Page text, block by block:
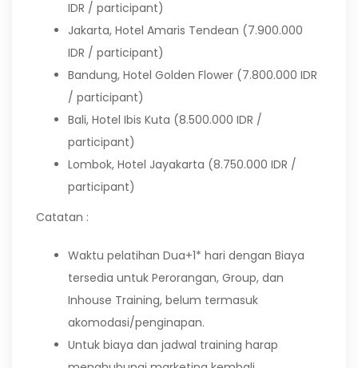
IDR / participant)
Jakarta, Hotel Amaris Tendean (7.900.000
IDR / participant)
Bandung, Hotel Golden Flower (7.800.000 IDR
/ participant)
Bali, Hotel Ibis Kuta (8.500.000 IDR /
participant)
Lombok, Hotel Jayakarta (8.750.000 IDR /
participant)
Catatan :
Waktu pelatihan Dua+1* hari dengan Biaya
tersedia untuk Perorangan, Group, dan
Inhouse Training, belum termasuk
akomodasi/penginapan.
Untuk biaya dan jadwal training harap